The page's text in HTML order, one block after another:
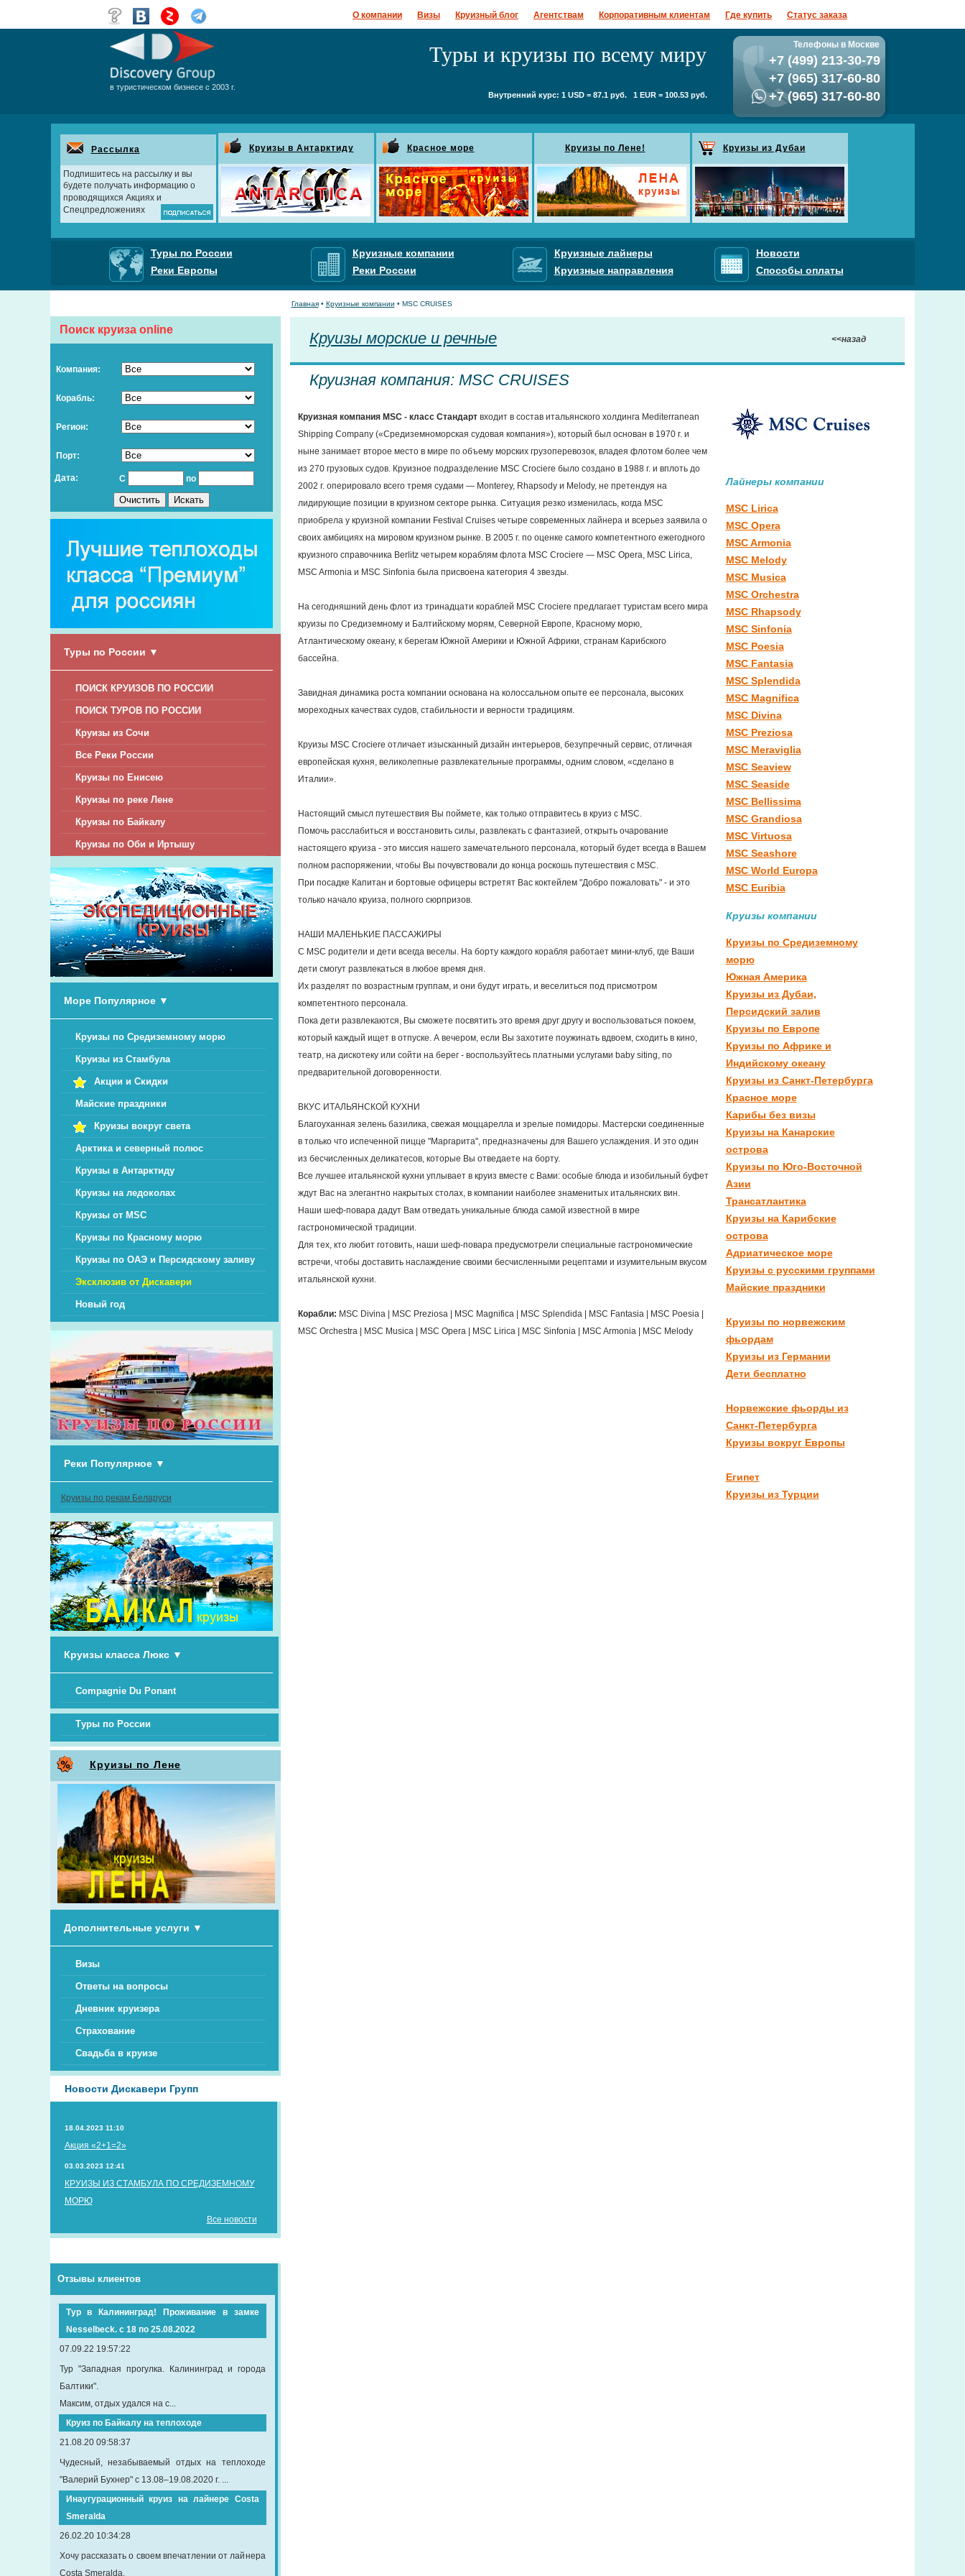
О компании Визы Круизный блог Агентствам Корпоративным клиентам Где купить Статус заказа
Туры и круизы по всему миру
в туристическом бизнесе с 2003 г.
Внутренний курс: 1 USD = 87.1 руб. 1 EUR = 100.53 руб.
Телефоны в Москве
+7 (499) 213-30-79
+7 (965) 317-60-80
+7 (965) 317-60-80
Рассылка
Подпишитесь на рассылку и вы
будете получать информацию о
проводящихся Акциях и
Спецпредложениях
Круизы в Антарктиду Красное море Круизы по Лене! Круизы из Дубаи
Туры по России
Реки Европы
Круизные компании
Реки России
Круизные лайнеры
Круизные направления
Новости
Способы оплаты
Поиск круиза online
Компания:
Корабль:
Регион:
Порт:
Дата: С по
Туры по России ▼
ПОИСК КРУИЗОВ ПО РОССИИ
ПОИСК ТУРОВ ПО РОССИИ
Круизы из Сочи
Все Реки России
Круизы по Енисею
Круизы по реке Лене
Круизы по Байкалу
Круизы по Оби и Иртышу
Море Популярное ▼
Круизы по Средиземному морю
Круизы из Стамбула
Акции и Скидки
Майские праздники
Круизы вокруг света
Арктика и северный полюс
Круизы в Антарктиду
Круизы на ледоколах
Круизы от MSC
Круизы по Красному морю
Круизы по ОАЭ и Персидскому заливу
Эксклюзив от Дискавери
Новый год
Реки Популярное ▼
Круизы по рекам Беларуси
Круизы класса Люкс ▼
Compagnie Du Ponant
Туры по России
Круизы по Лене
Дополнительные услуги ▼
Визы
Ответы на вопросы
Дневник круизера
Страхование
Свадьба в круизе
Новости Дискавери Групп
18.04.2023 11:10
Акция «2+1=2»
03.03.2023 12:41
КРУИЗЫ ИЗ СТАМБУЛА ПО СРЕДИЗЕМНОМУ
МОРЮ
Все новости
Отзывы клиентов
Тур в Калининград! Проживание в замке
Nesselbeck. с 18 по 25.08.2022
07.09.22 19:57:22
Тур "Западная прогулка. Калининград и города
Балтики".
Максим, отдых удался на с...
Круиз по Байкалу на теплоходе
21.08.20 09:58:37
Чудесный, незабываемый отдых на теплоходе
"Валерий Бухнер" с 13.08–19.08.2020 г. ...
Инаугурационный круиз на лайнере Сosta
Smeralda
26.02.20 10:34:28
Хочу рассказать о своем впечатлении от лайнера
Costa Smeralda.
Главная• Круизные компании • MSC CRUISES
Круизы морские и речные <<назад
Круизная компания: MSC CRUISES
Круизная компания MSC - класс Стандарт входит в состав итальянского холдинга Mediterranean
Shipping Company («Средиземноморская судовая компания»), который был основан в 1970 г. и
ныне занимает второе место в мире по объему морских грузоперевозок, владея флотом более чем
из 270 грузовых судов. Круизное подразделение MSC Crociere было создано в 1988 г. и вплоть до
2002 г. оперировало всего тремя судами — Monterey, Rhapsody и Melody, не претендуя на
лидирующие позиции в круизном секторе рынка. Ситуация резко изменилась, когда MSC
приобрела у круизной компании Festival Cruises четыре современных лайнера и всерьез заявила о
своих амбициях на мировом круизном рынке. В 2005 г. по оценке самого компетентного ежегодного
круизного справочника Berlitz четырем кораблям флота MSC Crociere — MSC Opera, MSC Lirica,
MSC Armonia и MSC Sinfonia была присвоена категория 4 звезды.
На сегодняшний день флот из тринадцати кораблей MSC Crociere предлагает туристам всего мира
круизы по Средиземному и Балтийскому морям, Северной Европе, Красному морю,
Атлантическому океану, к берегам Южной Америки и Южной Африки, странам Карибского
бассейна.
Завидная динамика роста компании основана на колоссальном опыте ее персонала, высоких
мореходных качествах судов, стабильности и верности традициям.
Круизы MSC Crociere отличает изысканный дизайн интерьеров, безупречный сервис, отличная
европейская кухня, великолепные развлекательные программы, одним словом, «сделано в
Италии».
Настоящий смысл путешествия Вы поймете, как только отправитесь в круиз с MSC.
Помочь расслабиться и восстановить силы, развлекать с фантазией, открыть очарование
настоящего круиза - это миссия нашего замечательного персонала, который будет всегда в Вашем
полном распоряжении, чтобы Вы почувствовали до конца роскошь путешествия с MSC.
При посадке Капитан и бортовые офицеры встретят Вас коктейлем "Добро пожаловать" - и это
только начало круиза, полного сюрпризов.
НАШИ МАЛЕНЬКИЕ ПАССАЖИРЫ
С MSC родители и дети всегда веселы. На борту каждого корабля работает мини-клуб, где Ваши
дети смогут развлекаться в любое время дня.
Их разделят по возрастным группам, и они будут играть, и веселиться под присмотром
компетентного персонала.
Пока дети развлекаются, Вы сможете посвятить это время друг другу и воспользоваться покоем,
который каждый ищет в отпуске. А вечером, если Вы захотите поужинать вдвоем, сходить в кино,
театр, на дискотеку или сойти на берег - воспользуйтесь платными услугами baby siting, по
предварительной договоренности.
ВКУС ИТАЛЬЯНСКОЙ КУХНИ
Благоуханная зелень базилика, свежая моццарелла и зрелые помидоры. Мастерски соединенные
в только что испеченной пицце "Маргарита", предназначены для Вашего услаждения. И это один
из бесчисленных деликатесов, которые Вы отведаете на борту.
Все лучшее итальянской кухни уплывает в круиз вместе с Вами: особые блюда и изобильный буфет
ждут Вас на элегантно накрытых столах, в компании наиболее знаменитых итальянских вин.
Наши шеф-повара дадут Вам отведать уникальные блюда самой известной в мире
гастрономической традиции.
Для тех, кто любит готовить, наши шеф-повара предусмотрели специальные гастрономические
встречи, чтобы доставить наслаждение своими бесчисленными рецептами и изумительным вкусом
итальянской кухни.
Корабли: MSC Divina | MSC Preziosa | MSC Magnifica | MSC Splendida | MSC Fantasia | MSC Poesia |
MSC Orchestra | MSC Musica | MSC Opera | MSC Lirica | MSC Sinfonia | MSC Armonia | MSC Melody
Лайнеры компании
MSC Lirica
MSC Opera
MSC Armonia
MSC Melody
MSC Musica
MSC Orchestra
MSC Rhapsody
MSC Sinfonia
MSC Poesia
MSC Fantasia
MSC Splendida
MSC Magnifica
MSC Divina
MSC Preziosa
MSC Meraviglia
MSC Seaview
MSC Seaside
MSC Bellissima
MSC Grandiosa
MSC Virtuosa
MSC Seashore
MSC World Europa
MSC Euribia
Круизы компании
Круизы по Средиземному
морю
Южная Америка
Круизы из Дубаи,
Персидский залив
Круизы по Европе
Круизы по Африке и
Индийскому океану
Круизы из Санкт-Петербурга
Красное море
Карибы без визы
Круизы на Канарские
острова
Круизы по Юго-Восточной
Азии
Трансатлантика
Круизы на Карибские
острова
Адриатическое море
Круизы с русскими группами
Майские праздники
Круизы по норвежским
фьордам
Круизы из Германии
Дети бесплатно
Норвежские фьорды из
Санкт-Петербурга
Круизы вокруг Европы
Египет
Круизы из Турции